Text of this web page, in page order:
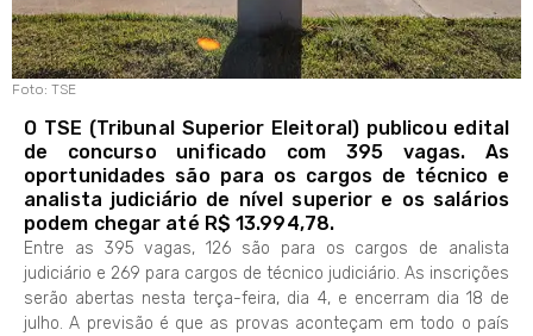
Foto: TSE
O TSE (Tribunal Superior Eleitoral) publicou edital
de concurso unificado com 395 vagas. As
oportunidades são para os cargos de técnico e
analista judiciário de nível superior e os salários
podem chegar até R$ 13.994,78.
Entre as 395 vagas, 126 são para os cargos de analista
judiciário e 269 para cargos de técnico judiciário. As inscrições
serão abertas nesta terça-feira, dia 4, e encerram dia 18 de
julho. A previsão é que as provas aconteçam em todo o país